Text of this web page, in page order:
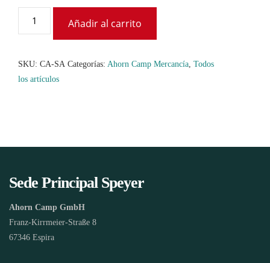
Añadir al carrito
SKU: CA-SA Categorías: Ahorn Camp Mercancía, Todos
los artículos
Sede Principal Speyer
Ahorn Camp GmbH
Franz-Kirrmeier-Straße 8
67346 Espira